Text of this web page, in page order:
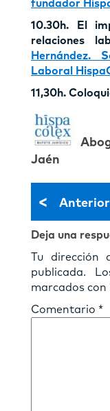
fundador
10.30h. El
relaciones
Hernández.
Laboral
11,30h.
Jaén
< Anterior
Deja una
Tu dirección
publicada.
marcados con
Comentario *